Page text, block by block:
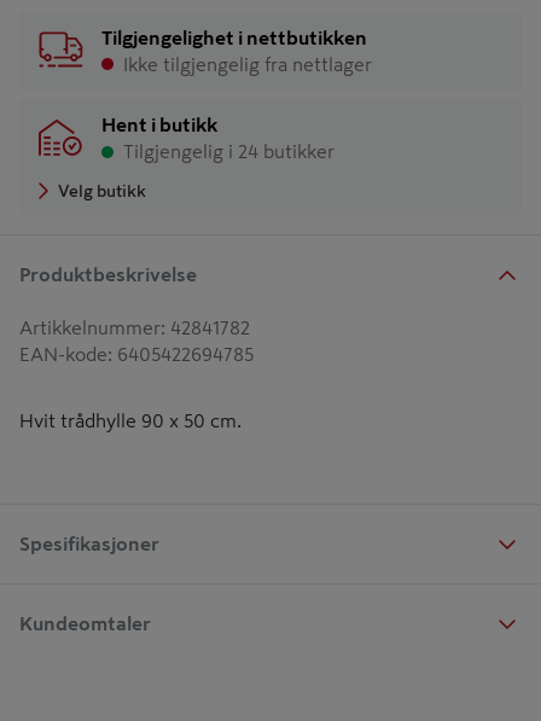
Tilgjengelighet i nettbutikken
Ikke tilgjengelig fra nettlager
Hent i butikk
Tilgjengelig i 24 butikker
Velg butikk
Produktbeskrivelse
Artikkelnummer: 42841782
EAN-kode: 6405422694785
Hvit trådhylle 90 x 50 cm.
Spesifikasjoner
Kundeomtaler